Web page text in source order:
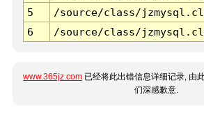
5
/source/class/
6
/source/class/
www.365jz.com 已经将此出错信息详细记录, 由
们深感歉意.